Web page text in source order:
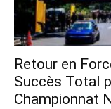
Retour en
Succès Total
Championnat